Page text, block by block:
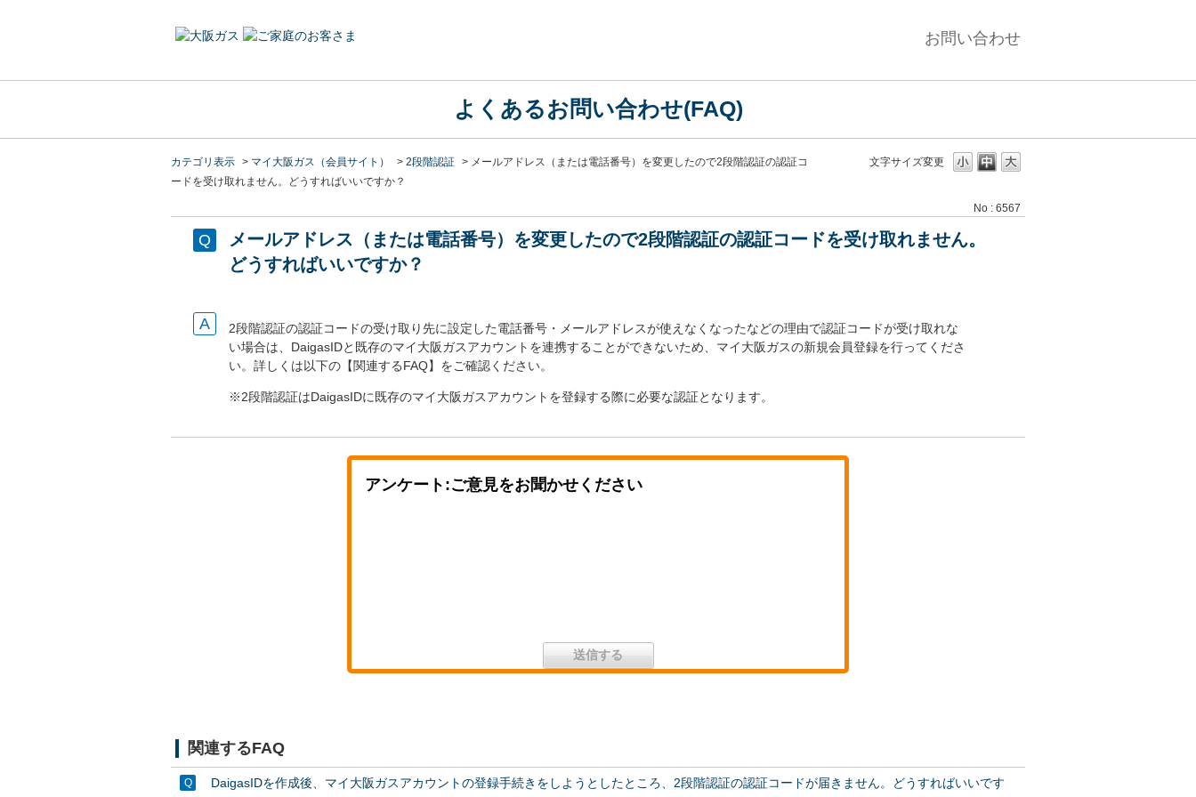
お問い合わせ
よくあるお問い合わせ(FAQ)
文字サイズ変更
カテゴリ表示 > マイ大阪ガス（会員サイト） > 2段階認証 > メールアドレス（または電話番号）を変更したので2段階認証の認証コ
ードを受け取れません。どうすればいいですか？
No : 6567
メールアドレス（または電話番号）を変更したので2段階認証の認証コードを受け取れません。
どうすればいいですか？
2段階認証の認証コードの受け取り先に設定した電話番号・メールアドレスが使えなくなったなどの理由で認証コードが受け取れな
い場合は、DaigasIDと既存のマイ大阪ガスアカウントを連携することができないため、マイ大阪ガスの新規会員登録を行ってくださ
い。詳しくは以下の【関連するFAQ】をご確認ください。
※2段階認証はDaigasIDに既存のマイ大阪ガスアカウントを登録する際に必要な認証となります。
アンケート:ご意見をお聞かせください
関連するFAQ
DaigasIDを作成後、マイ大阪ガスアカウントの登録手続きをしようとしたところ、2段階認証の認証コードが届きません。どうすればいいです